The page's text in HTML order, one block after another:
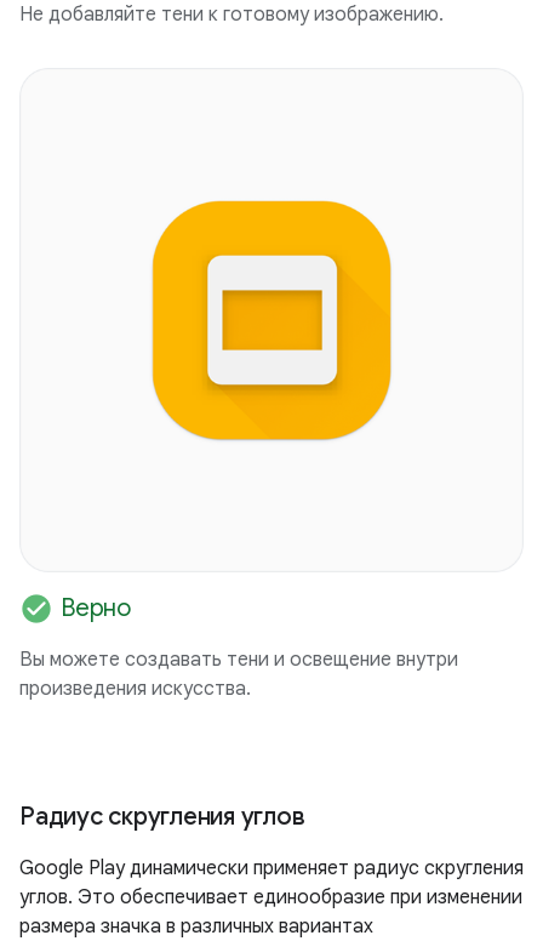
Не добавляйте тени к готовому изображению.
check_circle Верно
Вы можете создавать тени и освещение внутри
произведения искусства.
Радиус скругления углов
Google Play динамически применяет радиус скругления
углов. Это обеспечивает единообразие при изменении
размера значка в различных вариантах